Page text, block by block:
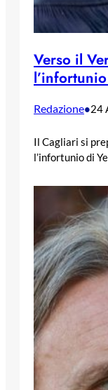
Verso il
Redazione•24
Il Cagliari si
l’infortunio di